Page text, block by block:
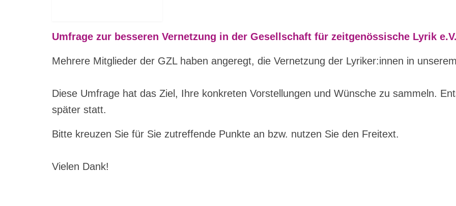
Umfrage zur besseren Vernetzung in der Gesellschaft für zeitgenössische Lyrik e.V.
Mehrere Mitglieder der GZL haben angeregt, die Vernetzung der Lyriker:innen in
Diese Umfrage hat das Ziel, Ihre konkreten Vorstellungen und Wünsche zu sammeln.
später statt.
Bitte kreuzen Sie für Sie zutreffende Punkte an bzw. nutzen Sie den Freitext.
Vielen Dank!